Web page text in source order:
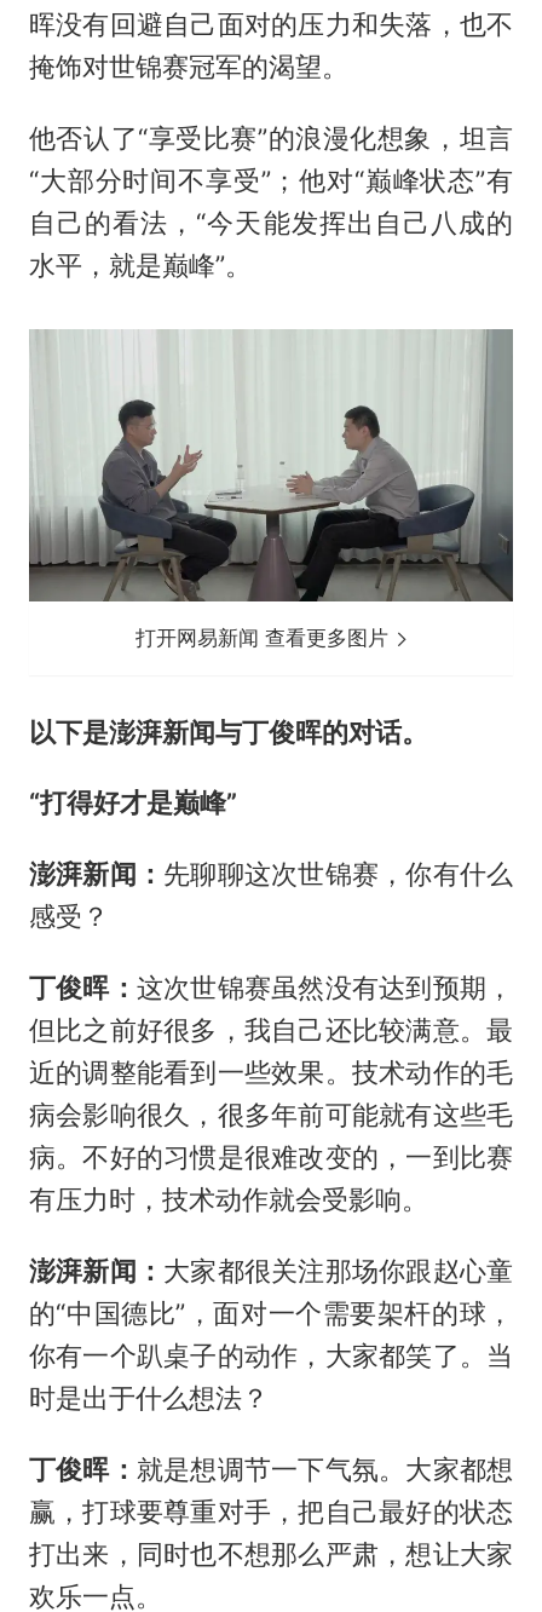
晖没有回避自己面对的压力和失落，也不
掩饰对世锦赛冠军的渴望。
他否认了“享受比赛”的浪漫化想象，坦言
“大部分时间不享受”；他对“巅峰状态”有
自己的看法，“今天能发挥出自己八成的
水平，就是巅峰”。
打开网易新闻 查看更多图片
以下是澎湃新闻与丁俊晖的对话。
“打得好才是巅峰”
澎湃新闻： 先聊聊这次世锦赛，你有什么
感受？
丁俊晖： 这次世锦赛虽然没有达到预期，
但比之前好很多，我自己还比较满意。最
近的调整能看到一些效果。技术动作的毛
病会影响很久，很多年前可能就有这些毛
病。不好的习惯是很难改变的，一到比赛
有压力时，技术动作就会受影响。
澎湃新闻： 大家都很关注那场你跟赵心童
的“中国德比”，面对一个需要架杆的球，
你有一个趴桌子的动作，大家都笑了。当
时是出于什么想法？
丁俊晖： 就是想调节一下气氛。大家都想
赢，打球要尊重对手，把自己最好的状态
打出来，同时也不想那么严肃，想让大家
欢乐一点。